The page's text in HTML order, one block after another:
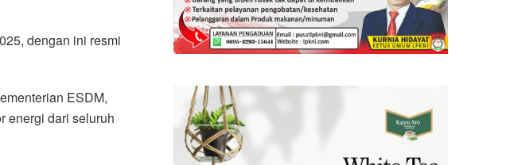
dengan ini resmi
ESDM,
energi dari seluruh